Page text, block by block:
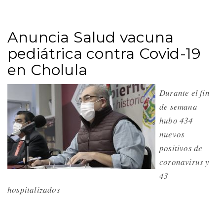
Anuncia Salud vacuna
pediátrica contra Covid-19
en Cholula
Durante el fin
de semana
hubo 434
nuevos
positivos de
coronavirus y
43
hospitalizados